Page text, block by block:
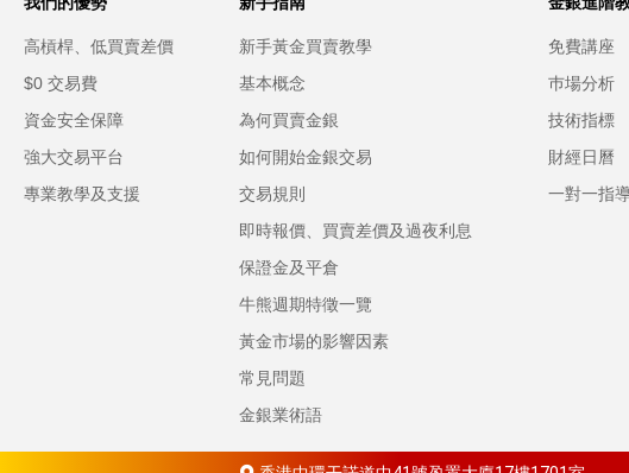
高槓桿、低買賣差價
$0 交易費
資金安全保障
強大交易平台
專業教學及支援
新手黃金買賣教學
基本概念
為何買賣金銀
如何開始金銀交易
交易規則
即時報價、買賣差價及過夜利息
保證金及平倉
牛熊週期特徵一覽
黃金市場的影響因素
常見問題
金銀業術語
免費講座
巿場分析
技術指標
財經日曆
一對一指